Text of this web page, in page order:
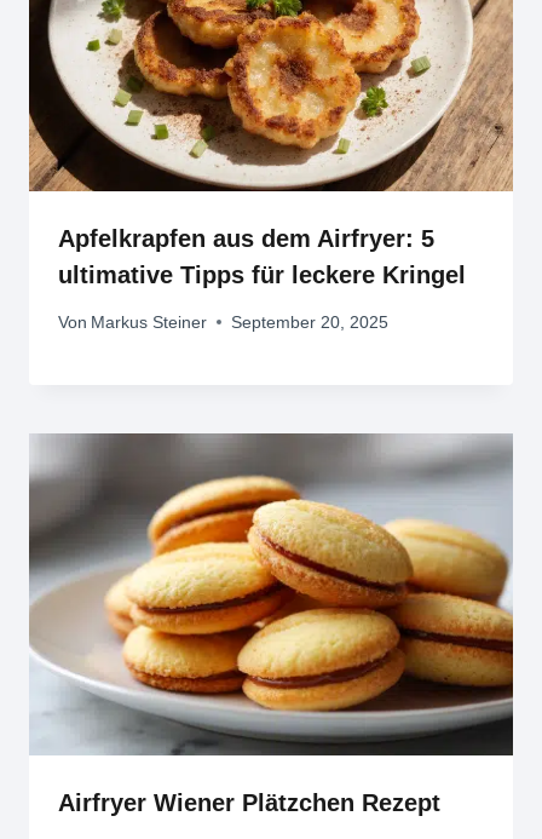
Apfelkrapfen aus dem Airfryer: 5
ultimative Tipps für leckere Kringel
Von Markus Steiner September 20, 2025
Airfryer Wiener Plätzchen Rezept